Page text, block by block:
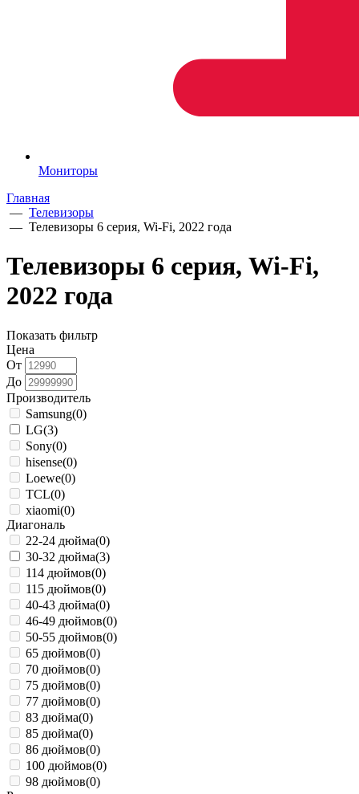
Мониторы
Главная
— Телевизоры
— Телевизоры 6 серия, Wi-Fi, 2022 года
Телевизоры 6 серия, Wi-Fi,
2022 года
Показать фильтр
Цена
От
До
Производитель
Samsung(0)
LG(3)
Sony(0)
hisense(0)
Loewe(0)
TCL(0)
xiaomi(0)
Диагональ
22-24 дюйма(0)
30-32 дюйма(3)
114 дюймов(0)
115 дюймов(0)
40-43 дюйма(0)
46-49 дюймов(0)
50-55 дюймов(0)
65 дюймов(0)
70 дюймов(0)
75 дюймов(0)
77 дюймов(0)
83 дюйма(0)
85 дюйма(0)
86 дюймов(0)
100 дюймов(0)
98 дюймов(0)